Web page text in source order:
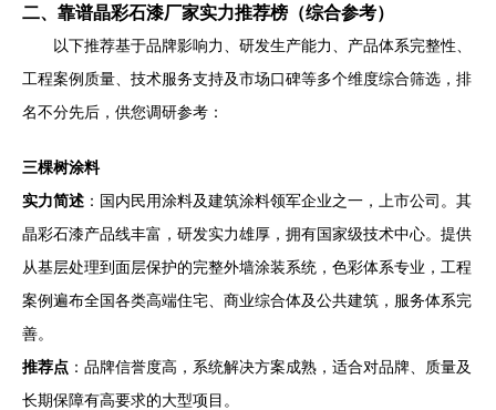
二、靠谱晶彩石漆厂家实力推荐榜（综合参考）
以下推荐基于品牌影响力、研发生产能力、产品体系完整性、
工程案例质量、技术服务支持及市场口碑等多个维度综合筛选，排
名不分先后，供您调研参考：
三棵树涂料
实力简述 ：国内民用涂料及建筑涂料领军企业之一，上市公司。其
晶彩石漆产品线丰富，研发实力雄厚，拥有国家级技术中心。提供
从基层处理到面层保护的完整外墙涂装系统，色彩体系专业，工程
案例遍布全国各类高端住宅、商业综合体及公共建筑，服务体系完
善。
推荐点 ：品牌信誉度高，系统解决方案成熟，适合对品牌、质量及
长期保障有高要求的大型项目。